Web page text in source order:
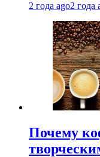
2 года ago2 года
Почему